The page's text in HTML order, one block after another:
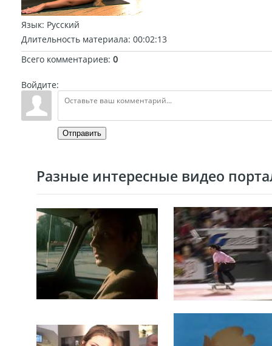
Язык: Русский
Длительность материала: 00:02:13
Всего комментариев: 0
Войдите:
Отправить
Разные интересные видео